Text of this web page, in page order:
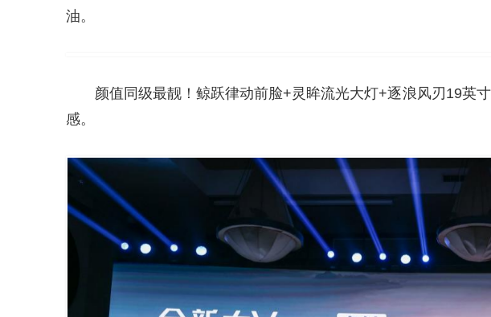
油。
颜值同级最靓！鲸跃律动前脸+灵眸流光大灯+逐浪风刃19英
感。